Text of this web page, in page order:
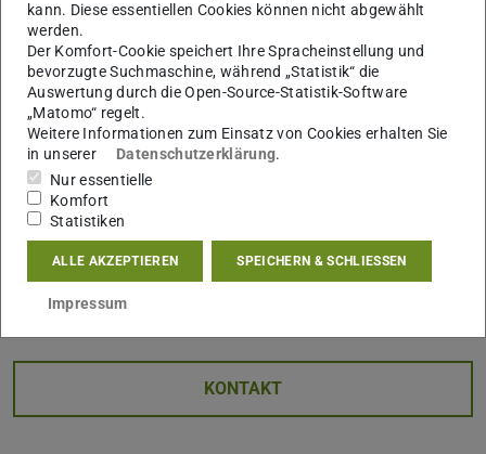
für alle anderen Studenten lohnen, welche an der
geschichtlichen Entwicklung von Brücken interessiert
sind.
Den Link zum Download der Datei finden Sie auf der Seite
zur Lehrveranstaltung Geschichte des konstruktiven
Ingenieurbaus oder Sie klicken einfach
Zur Verfügung gestellt wurde der Tagungsband von der
Vereinigung der Straßenbau- und Verkehrsingenieure in
Hessen e.V. Nähere Informationen finden Sie unter
www.vsvi-hessen.de
KONTAKT
kann. Diese essentiellen Cookies können nicht abgewählt
werden.
Der Komfort-Cookie speichert Ihre Spracheinstellung und
bevorzugte Suchmaschine, während „Statistik“ die
Auswertung durch die Open-Source-Statistik-Software
„Matomo“ regelt.
Weitere Informationen zum Einsatz von Cookies erhalten Sie
in unserer
Datenschutzerklärung.
Nur essentielle
Komfort
Statistiken
ALLE AKZEPTIEREN SPEICHERN & SCHLIESSEN
Impressum